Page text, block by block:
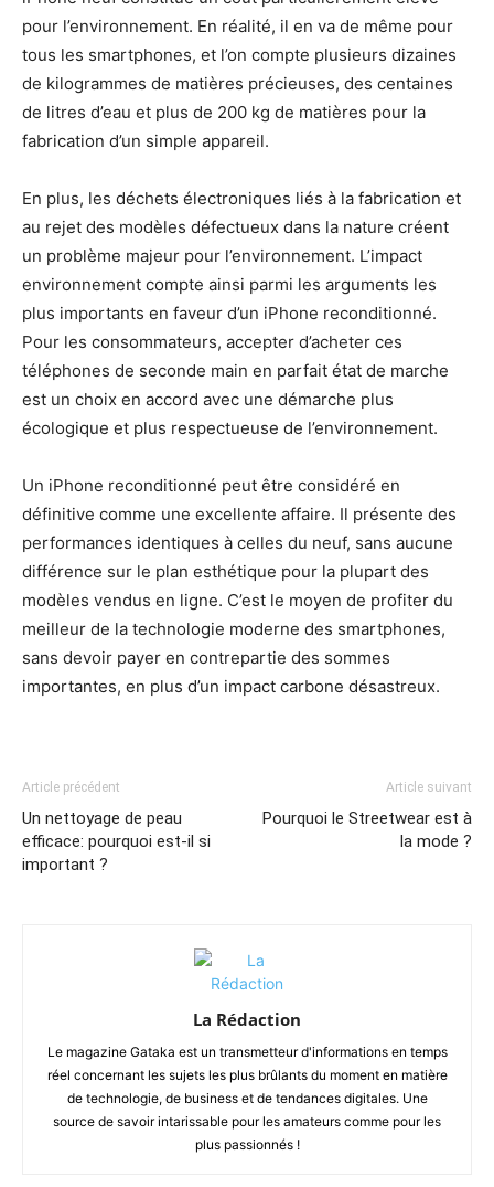
pour l’environnement. En réalité, il en va de même pour
tous les smartphones, et l’on compte plusieurs dizaines
de kilogrammes de matières précieuses, des centaines
de litres d’eau et plus de 200 kg de matières pour la
fabrication d’un simple appareil.
En plus, les déchets électroniques liés à la fabrication et
au rejet des modèles défectueux dans la nature créent
un problème majeur pour l’environnement. L’impact
environnement compte ainsi parmi les arguments les
plus importants en faveur d’un iPhone reconditionné.
Pour les consommateurs, accepter d’acheter ces
téléphones de seconde main en parfait état de marche
est un choix en accord avec une démarche plus
écologique et plus respectueuse de l’environnement.
Un iPhone reconditionné peut être considéré en
définitive comme une excellente affaire. Il présente des
performances identiques à celles du neuf, sans aucune
différence sur le plan esthétique pour la plupart des
modèles vendus en ligne. C’est le moyen de profiter du
meilleur de la technologie moderne des smartphones,
sans devoir payer en contrepartie des sommes
importantes, en plus d’un impact carbone désastreux.
Article précédent
Un nettoyage de peau
efficace: pourquoi est-il si
important ?
Article suivant
Pourquoi le Streetwear est à
la mode ?
La Rédaction
Le magazine Gataka est un transmetteur d'informations en temps
réel concernant les sujets les plus brûlants du moment en matière
de technologie, de business et de tendances digitales. Une
source de savoir intarissable pour les amateurs comme pour les
plus passionnés !